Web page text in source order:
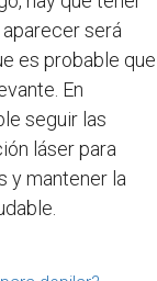
será
es probable que
En
seguir las
láser para
y mantener la